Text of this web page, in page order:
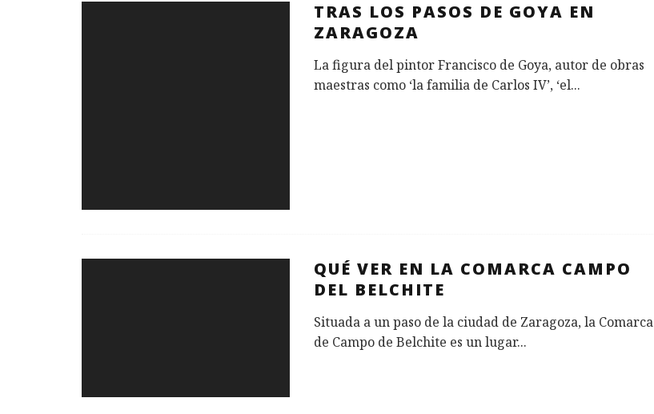
TRAS LOS PASOS DE GOYA EN
ZARAGOZA
La figura del pintor Francisco de Goya, autor de obras
maestras como ‘la familia de Carlos IV’, ‘el...
QUÉ VER EN LA COMARCA CAMPO
DEL BELCHITE
Situada a un paso de la ciudad de Zaragoza, la Comarca
de Campo de Belchite es un lugar...